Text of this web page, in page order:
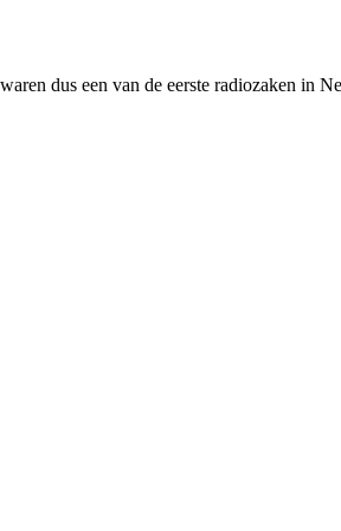
dus een van de eerste radiozaken in